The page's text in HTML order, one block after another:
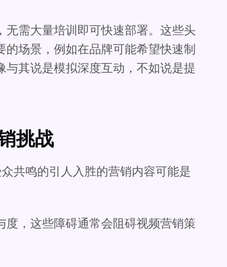
无需大量培训即可快速部署。这些头
场景，例如在品牌可能希望快速制
其说是模拟深度互动，不如说是提
挑战
共鸣的引人入胜的营销内容可能是
度，这些障碍通常会阻碍视频营销策